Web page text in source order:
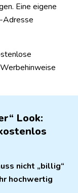
Eine eigene
Adresse
Look:
nicht „billig“
hochwertig